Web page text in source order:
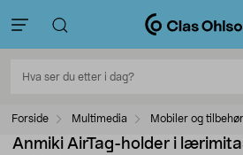
Forside Multimedia Mobiler og tilbehør
Anmiki AirTag-holder i